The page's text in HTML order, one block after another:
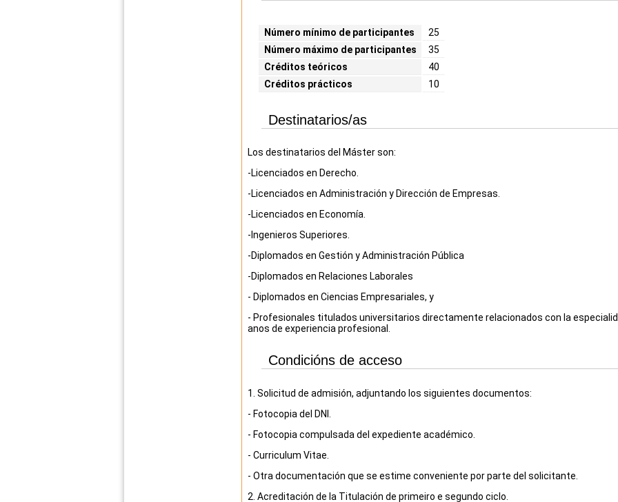
Número mínimo de participantes
25
Número máximo de participantes
35
Créditos teóricos
40
Créditos prácticos
10
Destinatarios/as
Los destinatarios del Máster son:
-Licenciados en Derecho.
-Licenciados en Administración y Dirección de Empresas.
-Licenciados en Economía.
-Ingenieros Superiores.
-Diplomados en Gestión y Administración Pública
-Diplomados en Relaciones Laborales
- Diplomados en Ciencias Empresariales, y
- Profesionales titulados universitarios directamente relacionados con la
anos de experiencia profesional.
Condicións de acceso
1. Solicitud de admisión, adjuntando los siguientes documentos:
- Fotocopia del DNI.
- Fotocopia compulsada del expediente académico.
- Curriculum Vitae.
- Otra documentación que se estime conveniente por parte del solicitante.
2. Acreditación de la Titulación de primeiro e segundo ciclo.